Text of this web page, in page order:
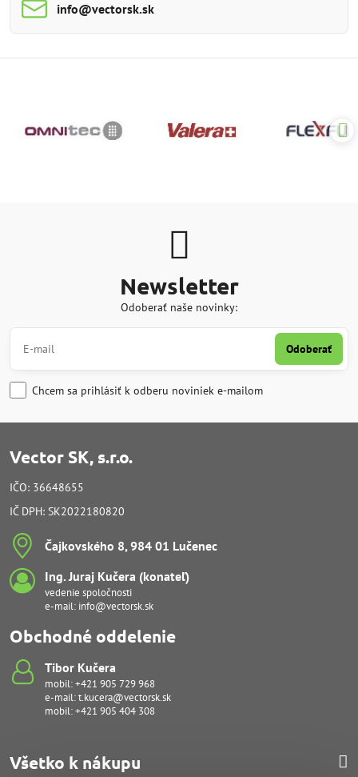
info​@vectorsk​.sk
Newsletter
Odoberať naše novinky:
Odoberať
Chcem sa prihlásiť k odberu noviniek e-mailom
Vector SK, s.r.o.
IČO: 36648655
IČ DPH: SK2022180820
Čajkovského 8, 984 01 Lučenec
Ing​. Juraj Kučera (konateľ)
vedenie spoločnosti
e-mail: info@vectorsk.sk
Obchodné oddelenie
Tibor Kučera
mobil:+421 905 729 968
e-mail:t.kucera@vectorsk.sk
mobil:+421 905 404 308
Všetko k nákupu